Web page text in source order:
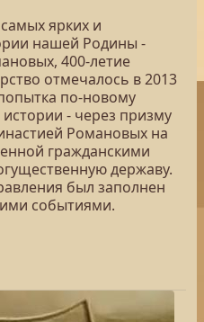
ярких и
нашей Родины -
400-летие
отмечалось в 2013
по-новому
истории - через призму
Романовых на
гражданскими
державу.
был заполнен
событиями.